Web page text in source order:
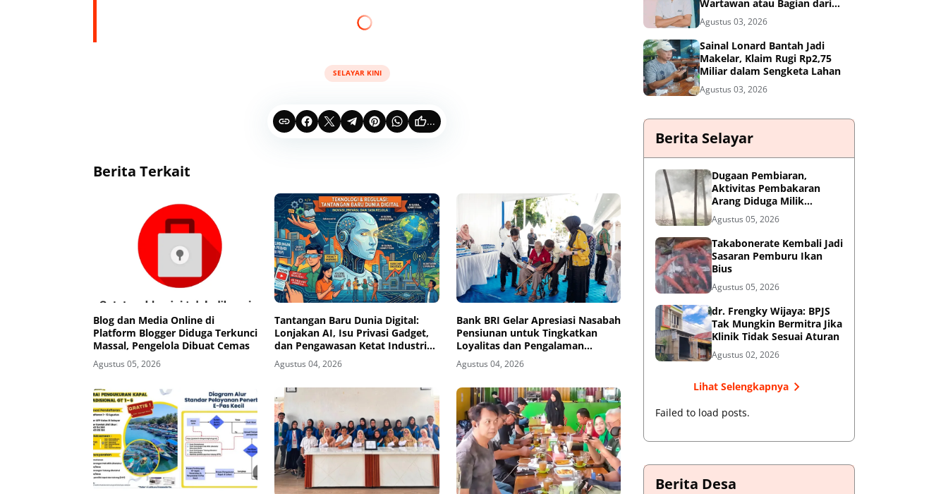
SELAYAR KINI
...
Berita Terkait
Blog dan Media Online di
Platform Blogger Diduga Terkunci
Massal, Pengelola Dibuat Cemas
Agustus 05, 2026
Tantangan Baru Dunia Digital:
Lonjakan AI, Isu Privasi Gadget,
dan Pengawasan Ketat Industri
Teknologi
Agustus 04, 2026
‎Bank BRI Gelar Apresiasi Nasabah
Pensiunan untuk Tingkatkan
Loyalitas dan Pengalaman
Layanan
Agustus 04, 2026
Wartawan atau Bagian dari
Redaksi
Agustus 03, 2026
Sainal Lonard Bantah Jadi
Makelar, Klaim Rugi Rp2,75
Miliar dalam Sengketa Lahan
Agustus 03, 2026
Berita Selayar
Dugaan Pembiaran,
Aktivitas Pembakaran
Arang Diduga Milik
Oknum Satpol PP Kembali
Beroperasi
Agustus 05, 2026
Takabonerate Kembali Jadi
Sasaran Pemburu Ikan
Bius
Agustus 05, 2026
dr. Frengky Wijaya: BPJS
Tak Mungkin Bermitra Jika
Klinik Tidak Sesuai Aturan
Agustus 02, 2026
Lihat Selengkapnya
Failed to load posts.
Berita Desa